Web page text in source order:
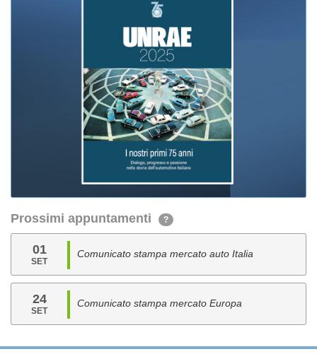
Prossimi appuntamenti ?
01
SET
Comunicato stampa mercato auto Italia
24
SET
Comunicato stampa mercato Europa